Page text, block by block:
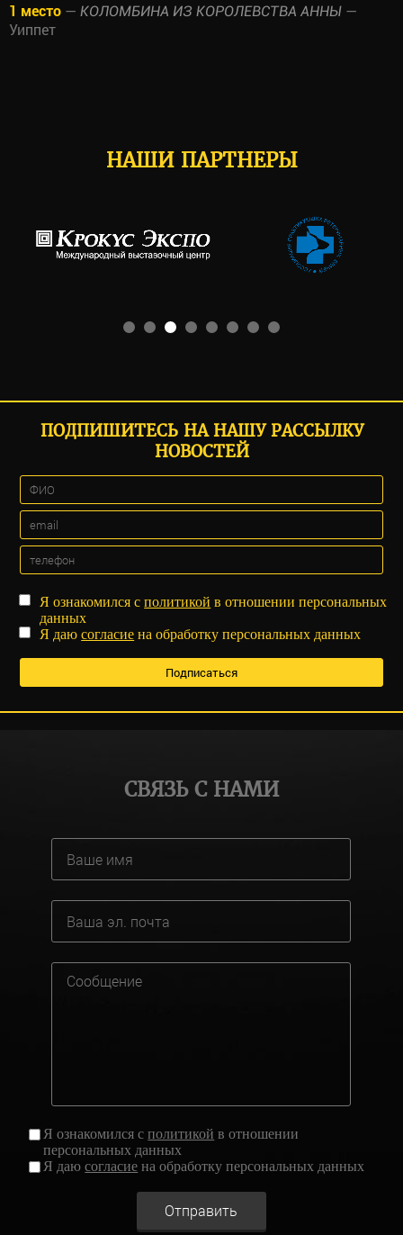
1 место — КОЛОМБИНА ИЗ КОРОЛЕВСТВА АННЫ —
Уиппет
НАШИ ПАРТНЕРЫ
ПОДПИШИТЕСЬ НА НАШУ РАССЫЛКУ
НОВОСТЕЙ
Я ознакомился сполитикой в отношении персональных
данных
Я даюсогласие на обработку персональных данных
СВЯЗЬ С НАМИ
Я ознакомился сполитикой в отношении
персональных данных
Я даюсогласие на обработку персональных данных
Отправить